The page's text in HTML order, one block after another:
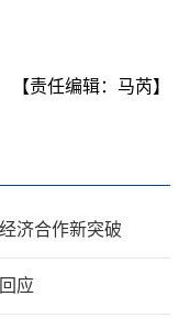
【责任编辑：马芮】
济合作新突破
应